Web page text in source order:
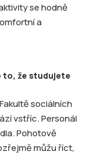
se hodně
a
to, že studujete
sociálních
vstříc. Personál
Pohotově
můžu říct,